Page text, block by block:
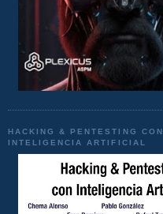
HACKING & PENTESTING CON
INTELIGENCIA ARTIFICIAL